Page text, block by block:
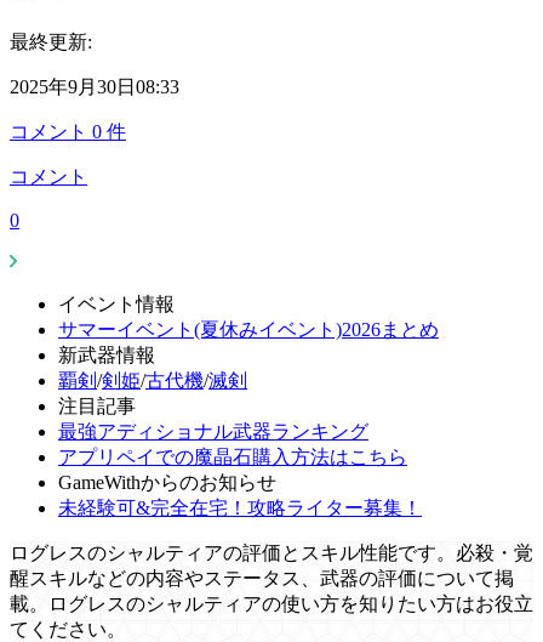
最終更新:
2025年9月30日08:33
コメント 0 件
コメント
0
イベント情報
サマーイベント(夏休みイベント)2026まとめ
新武器情報
覇剣 /剣姫/古代機/滅剣
注目記事
最強アディショナル武器ランキング
アプリペイでの魔晶石購入方法はこちら
GameWithからのお知らせ
未経験可&完全在宅！攻略ライター募集！
ログレスのシャルティアの評価とスキル性能です。必殺・覚
醒スキルなどの内容やステータス、武器の評価について掲
載。ログレスのシャルティアの使い方を知りたい方はお役立
てください。